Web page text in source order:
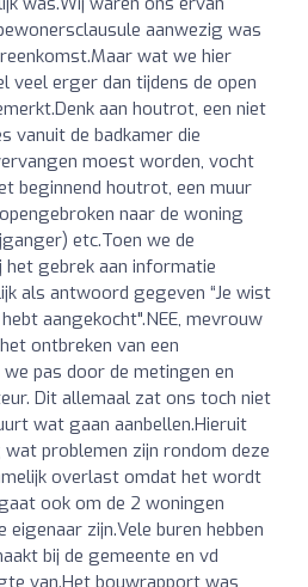
aanwezig was
wat we hier
erger dan tijdens de open
aan houtrot, een niet
vanuit de badkamer die
moest worden, vocht
beginnend houtrot, een muur
naar de woning
etc.Toen we de
het gebrek aan informatie
als antwoord gegeven “Je wist
aangekocht".NEE, mevrouw
ontbreken van een
pas door de metingen en
Dit allemaal zat ons toch niet
wat gaan aanbellen.Hieruit
problemen zijn rondom deze
overlast omdat het wordt
ook om de 2 woningen
zijn.Vele buren hebben
bij de gemeente en vd